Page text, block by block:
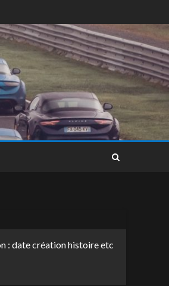
: date création histoire etc